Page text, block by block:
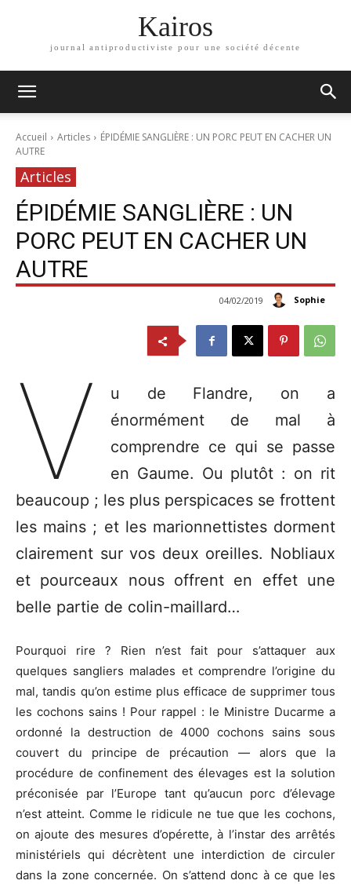
Kairos
journal antiproductiviste pour une société décente
Accueil Articles
ÉPIDÉMIE SANGLIÈRE : UN PORC PEUT EN CACHER UN
AUTRE
Articles
ÉPIDÉMIE SANGLIÈRE : UN
PORC PEUT EN CACHER UN
AUTRE
Sophie
04/02/2019
V
u de Flandre, on a
énormément de mal à
comprendre ce qui se passe
en Gaume. Ou plutôt : on rit
beaucoup ; les plus perspicaces se frottent
les mains ; et les marionnettistes dorment
clairement sur vos deux oreilles. Nobliaux
et pourceaux nous offrent en effet une
belle partie de colin-maillard…
Pourquoi rire ? Rien n’est fait pour s’attaquer aux
quelques sangliers malades et comprendre l’origine du
mal, tandis qu’on estime plus efficace de supprimer tous
les cochons sains ! Pour rappel : le Ministre Ducarme a
ordonné la destruction de 4000 cochons sains sous
couvert du principe de précaution — alors que la
procédure de confinement des élevages est la solution
préconisée par l’Europe tant qu’aucun porc d’élevage
n’est atteint. Comme le ridicule ne tue que les cochons,
on ajoute des mesures d’opérette, à l’instar des arrêtés
ministériels qui décrètent une interdiction de circuler
dans la zone concernée. On s’attend donc à ce que les